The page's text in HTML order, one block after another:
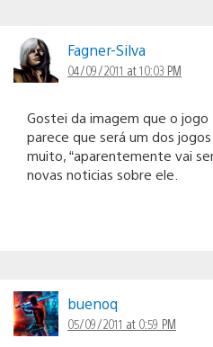
Fagner-Silva
04/09/2011 at 10:03 PM
Gostei da imagem que o
parece que será um dos
muito, “aparentemente vai
novas noticias sobre ele.
buenoq
05/09/2011 at 0:59 PM